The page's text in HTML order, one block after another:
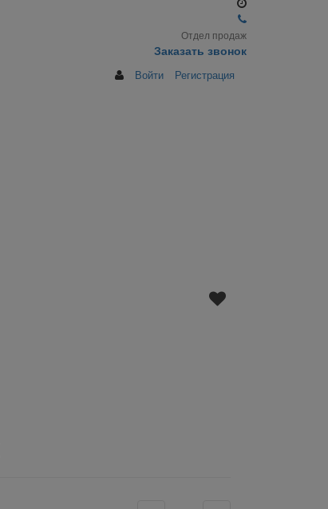
Отдел продаж
Заказать звонок
Войти Регистрация